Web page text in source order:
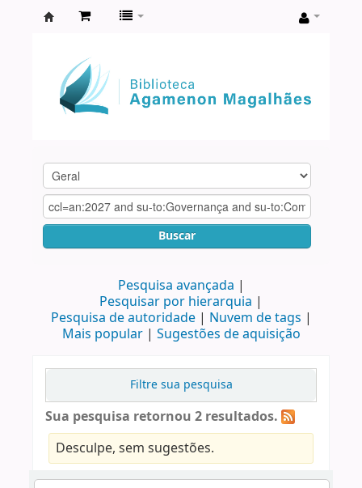
Agamenon
Magalhães
Buscar
Pesquisa avançada
Pesquisar por hierarquia
Pesquisa de autoridade
Nuvem de tags
Mais popular
Sugestões de aquisição
Filtre sua pesquisa
Sua pesquisa retornou 2 resultados.
Desculpe, sem sugestões.